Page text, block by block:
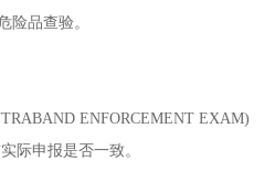
险品查验。
ENFORCEMENT EXAM)
际申报是否一致。